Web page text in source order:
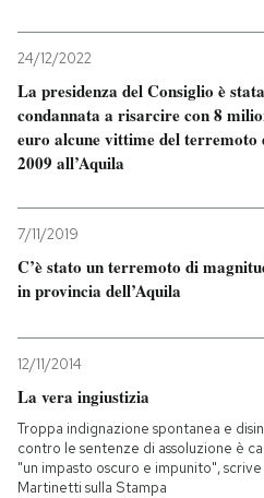
Sport
PODCAST
I MIEI PREFERITI
SHOP
CALENDARIO
24/12/2022
La presidenza del Consiglio è stata
condannata a risarcire con 8
euro alcune vittime del terremoto
2009 all’Aquila
7/11/2019
C’è stato un terremoto di
in provincia dell’Aquila
12/11/2014
La vera ingiustizia
Troppa indignazione spontanea e
contro le sentenze di assoluzione è
"un impasto oscuro e impunito",
Martinetti sulla Stampa